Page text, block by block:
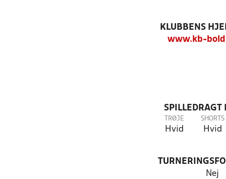
KLUBBENS
www.kb-
SPILLEDRAGT
TRØJE
Hvid
SHORTS
Hvid
Nej